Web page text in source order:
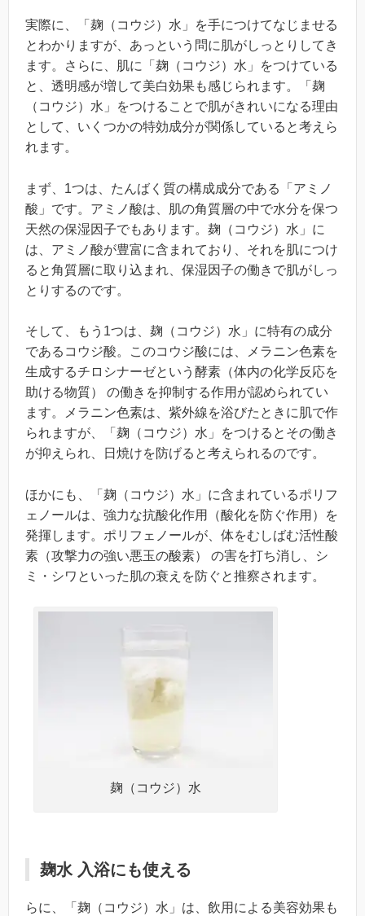
実際に、「麹（コウジ）水」を手につけてなじませる
とわかりますが、あっという問に肌がしっとりしてき
ます。さらに、肌に「麹（コウジ）水」をつけている
と、透明感が増して美白効果も感じられます。「麹
（コウジ）水」をつけることで肌がきれいになる理由
として、いくつかの特効成分が関係していると考えら
れます。
まず、1つは、たんばく質の構成成分である「アミノ
酸」です。アミノ酸は、肌の角質層の中で水分を保つ
天然の保湿因子でもあります。麹（コウジ）水」に
は、アミノ酸が豊富に含まれており、それを肌につけ
ると角質層に取り込まれ、保湿因子の働きで肌がしっ
とりするのです。
そして、もう1つは、麹（コウジ）水」に特有の成分
であるコウジ酸。このコウジ酸には、メラニン色素を
生成するチロシナーゼという酵素（体内の化学反応を
助ける物質） の働きを抑制する作用が認められてい
ます。メラニン色素は、紫外線を浴びたときに肌で作
られますが、「麹（コウジ）水」をつけるとその働き
が抑えられ、日焼けを防げると考えられるのです。
ほかにも、「麹（コウジ）水」に含まれているポリフ
ェノールは、強力な抗酸化作用（酸化を防ぐ作用）を
発揮します。ポリフェノールが、体をむしばむ活性酸
素（攻撃力の強い悪玉の酸素） の害を打ち消し、シ
ミ・シワといった肌の衰えを防ぐと推察されます。
麹（コウジ）水
麹水 入浴にも使える
らに、「麹（コウジ）水」は、飲用による美容効果も